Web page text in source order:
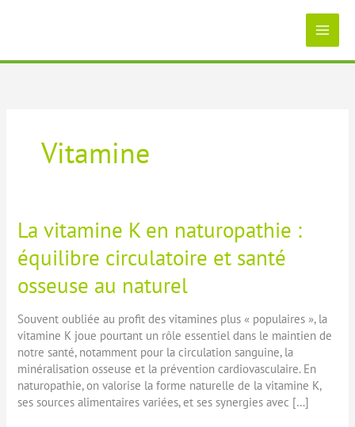
Vitamine
La vitamine K en naturopathie :
équilibre circulatoire et santé
osseuse au naturel
Souvent oubliée au profit des vitamines plus « populaires », la
vitamine K joue pourtant un rôle essentiel dans le maintien de
notre santé, notamment pour la circulation sanguine, la
minéralisation osseuse et la prévention cardiovasculaire. En
naturopathie, on valorise la forme naturelle de la vitamine K,
ses sources alimentaires variées, et ses synergies avec […]